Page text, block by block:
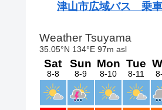
津山市広域バス 乗車